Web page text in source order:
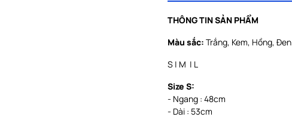
THÔNG TIN SẢN PHẨM
Màu sắc: Trắng, Kem, Hồng, Đen
S | M | L
Size S:
- Ngang : 48cm
- Dài : 53cm